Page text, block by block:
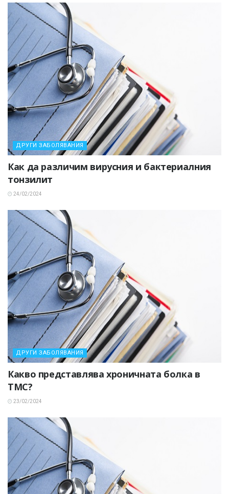
ДРУГИ ЗАБОЛЯВАНИЯ
Как да различим вирусния и бактериалния
тонзилит
24/02/2024
ДРУГИ ЗАБОЛЯВАНИЯ
Какво представлява хроничната болка в
ТМС?
23/02/2024